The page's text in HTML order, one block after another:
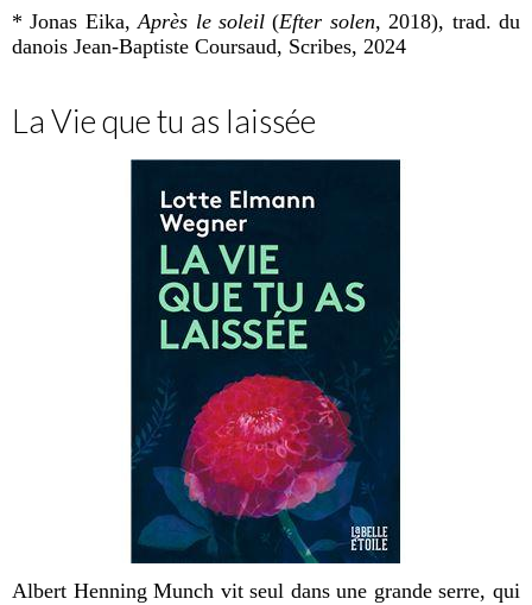
* Jonas Eika,Après le soleil (Efter solen, 2018), trad. du
danois Jean-Baptiste Coursaud, Scribes, 2024
La Vie que tu as laissée
Albert Henning Munch vit seul dans une grande serre, qui